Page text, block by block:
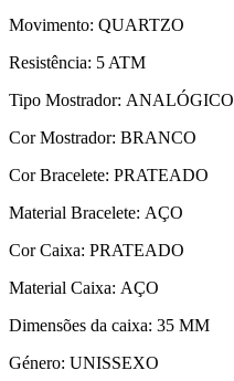
Movimento: QUARTZO
Resistência: 5 ATM
Tipo Mostrador: ANALÓGICO
Cor Mostrador: BRANCO
Cor Bracelete: PRATEADO
Material Bracelete: AÇO
Cor Caixa: PRATEADO
Material Caixa: AÇO
Dimensões da caixa: 35 MM
Género: UNISSEXO